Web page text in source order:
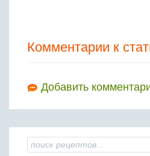
Комментарии к
Добавить